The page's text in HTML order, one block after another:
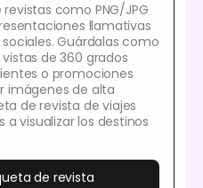
como PNG/JPG
llamativas
Guárdalas como
de 360 grados
o promociones
imágenes de alta
de revista de viajes
visualizar los destinos
de revista